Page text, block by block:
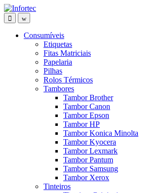
Saltar
para
navegação
Pular
para
o
conteúdoConsumíveis
Etiquetas
Fitas Matriciais
Papelaria
Pilhas
Rolos Térmicos
Tambores
Tambor Brother
Tambor Canon
Tambor Epson
Tambor HP
Tambor Konica Minolta
Tambor Kyocera
Tambor Lexmark
Tambor Pantum
Tambor Samsung
Tambor Xerox
Tinteiros